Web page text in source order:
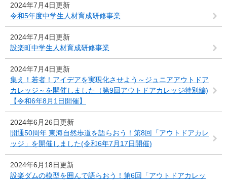
2024年7月4日更新
令和5年度中学生人材育成研修事業
2024年7月4日更新
設楽町中学生人材育成研修事業
2024年7月4日更新
集え！若者！アイデアを実現化させよう～ジュニアアウトドア
カレッジ～を開催しました（第9回アウトドアカレッジ特別編)
【令和6年8月1日開催】
2024年6月26日更新
開通50周年 東海自然歩道を語らおう！第8回「アウトドアカレ
ッジ」を開催しました(令和6年7月17日開催)
2024年6月18日更新
設楽ダムの模型を囲んで語らおう！第6回「アウトドアカレッ